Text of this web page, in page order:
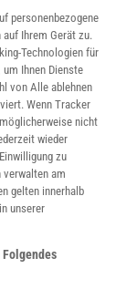
personenbezogene
auf Ihrem Gerät zu.
Technologien für
um Ihnen Dienste
von Alle ablehnen
Wenn Tracker
nicht
wieder
zu
verwalten am
gelten innerhalb
unserer